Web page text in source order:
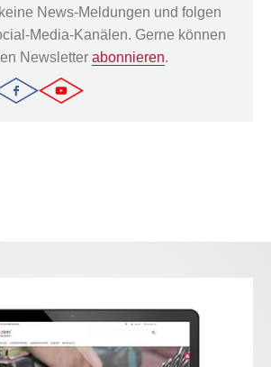
News-Meldungen und folgen
Media-Kanälen. Gerne können
Newsletter abonnieren.